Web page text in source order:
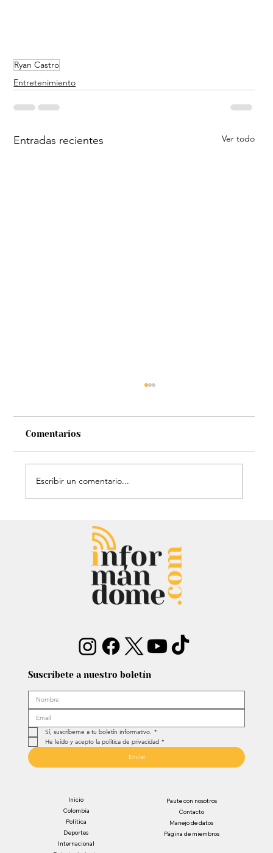
Ryan Castro
Entretenimiento
Entradas recientes Ver todo
Chayanne se animó a trend viral y
dejó mensaje: “Antes de ser tu
Comentarios
Escribir un comentario...
Suscríbete a nuestro boletín
Sí, suscríbeme a tu boletín informativo. *
He leído y acepto la política de privacidad *
Enviar
Inicio
Colombia
Política
Deportes
Internacional
Paute con nosotros
Contacto
Manejo de datos
Página de miembros